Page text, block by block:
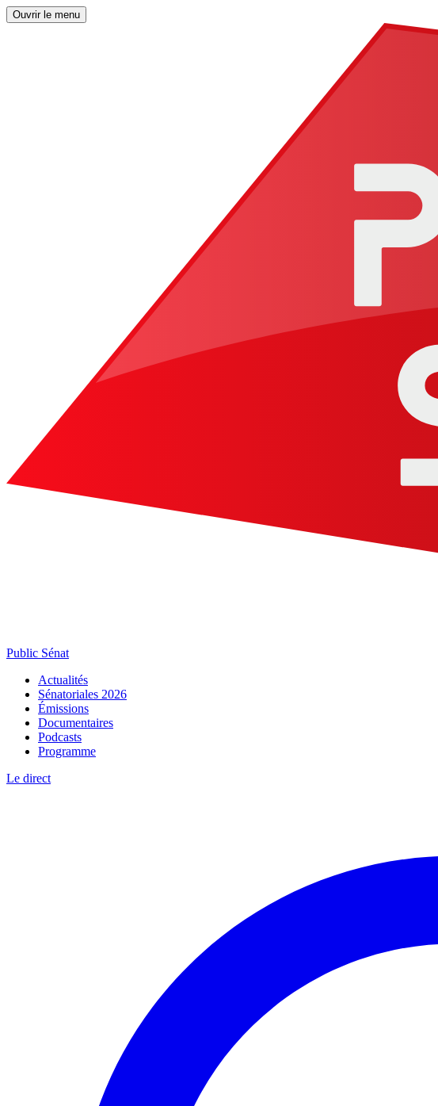
Ouvrir le menu
Public Sénat
Actualités
Sénatoriales 2026
Émissions
Documentaires
Podcasts
Programme
Le direct